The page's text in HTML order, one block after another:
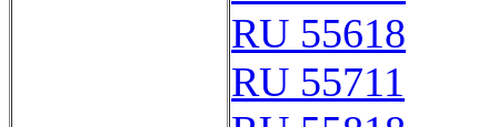
RU 55618
RU 55711